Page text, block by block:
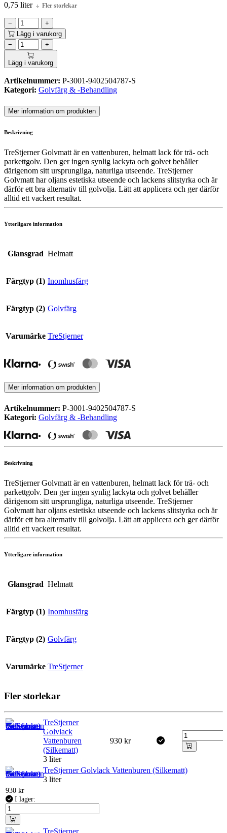
0,75 liter Fler storlekar
−
+
Lägg i varukorg
−
+
Lägg i varukorg
Artikelnummer: P-3001-9402504787-S
Kategori: Golvfärg & -Behandling
Mer information om produkten
Beskrivning
TreStjerner Golvmatt är en vattenburen, helmatt lack för trä- och
parkettgolv. Den ger ingen synlig lackyta och golvet behåller
därigenom sitt ursprungliga, naturliga utseende. TreStjerner
Golvmatt har oljans estetiska utseende och lackens slitstyrka och är
därför ett bra alternativ till golvolja. Lätt att applicera och ger därför
alltid ett vackert resultat.
Ytterligare information
Glansgrad Helmatt
Färgtyp (1) Inomhusfärg
Färgtyp (2) Golvfärg
Varumärke TreStjerner
Mer information om produkten
Artikelnummer: P-3001-9402504787-S
Kategori: Golvfärg & -Behandling
Beskrivning
TreStjerner Golvmatt är en vattenburen, helmatt lack för trä- och
parkettgolv. Den ger ingen synlig lackyta och golvet behåller
därigenom sitt ursprungliga, naturliga utseende. TreStjerner
Golvmatt har oljans estetiska utseende och lackens slitstyrka och är
därför ett bra alternativ till golvolja. Lätt att applicera och ger därför
alltid ett vackert resultat.
Ytterligare information
Glansgrad Helmatt
Färgtyp (1) Inomhusfärg
Färgtyp (2) Golvfärg
Varumärke TreStjerner
Fler storlekar
TreStjerner
Golvlack
Vattenburen
(Silkematt)
3 liter
930 kr
TreStjerner Golvlack Vattenburen (Silkematt)
3 liter
930 kr
I lager:
TreStjerner